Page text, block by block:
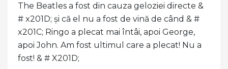
The Beatles a fost din cauza geloziei directe &
# x201D; și că el nu a fost de vină de când & #
x201C; Ringo a plecat mai întâi, apoi George,
apoi John. Am fost ultimul care a plecat! Nu a
fost! & # X201D;